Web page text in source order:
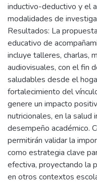
inductivo-deductivo y el
modalidades de
Resultados: La
educativo de
incluye talleres, charlas,
audiovisuales, con el fin
saludables desde el
fortalecimiento del
genere un impacto
nutricionales, en la
desempeño académico.
permitirán validar la
como estrategia clave
efectiva, proyectando la
en otros contextos